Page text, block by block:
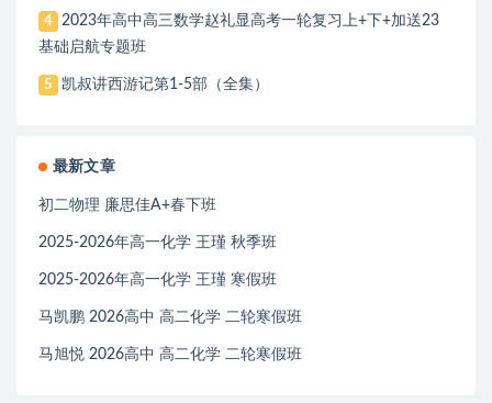
4
2023年高中高三数学赵礼显高考一轮复习上+下+加送23
基础启航专题班
5 凯叔讲西游记第1-5部（全集）
最新文章
初二物理 廉思佳A+春下班
2025-2026年高一化学 王瑾 秋季班
2025-2026年高一化学 王瑾 寒假班
马凯鹏 2026高中 高二化学 二轮寒假班
马旭悦 2026高中 高二化学 二轮寒假班